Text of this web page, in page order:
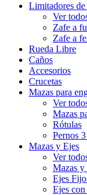
Limitadores de
Ver
Zafe a
Zafe a
Rueda Libre
Caños
Accesorios
Crucetas
Mazas para
Ver
Mazas
Rótulas
Pernos
Mazas y Ejes
Ver
Mazas y
Ejes
Ejes con